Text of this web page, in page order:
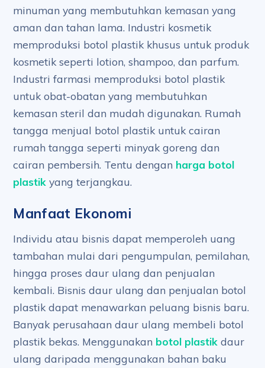
minuman yang membutuhkan kemasan yang
aman dan tahan lama. Industri kosmetik
memproduksi botol plastik khusus untuk produk
kosmetik seperti lotion, shampoo, dan parfum.
Industri farmasi memproduksi botol plastik
untuk obat-obatan yang membutuhkan
kemasan steril dan mudah digunakan. Rumah
tangga menjual botol plastik untuk cairan
rumah tangga seperti minyak goreng dan
cairan pembersih. Tentu dengan harga botol
plastik yang terjangkau.
Manfaat Ekonomi
Individu atau bisnis dapat memperoleh uang
tambahan mulai dari pengumpulan, pemilahan,
hingga proses daur ulang dan penjualan
kembali. Bisnis daur ulang dan penjualan botol
plastik dapat menawarkan peluang bisnis baru.
Banyak perusahaan daur ulang membeli botol
plastik bekas. Menggunakan botol plastik daur
ulang daripada menggunakan bahan baku